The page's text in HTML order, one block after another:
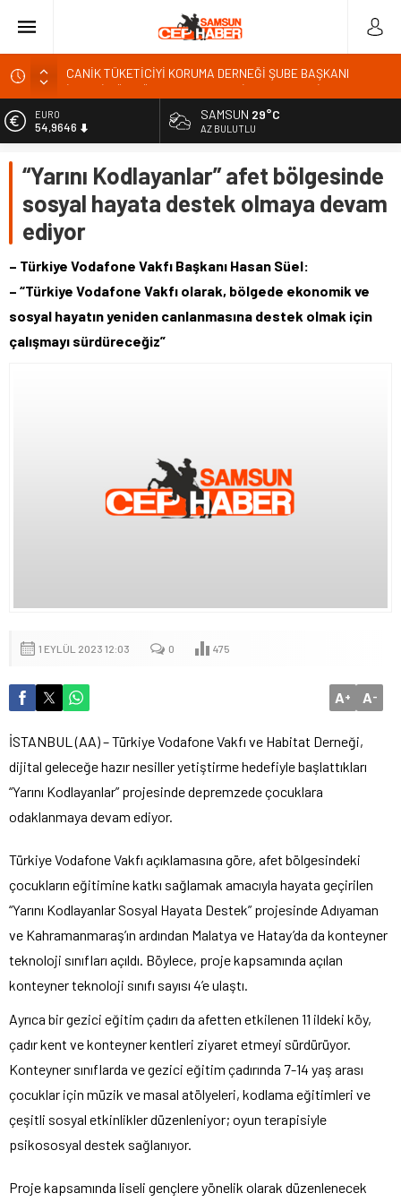
İBRAHİM ÖRS ÜN. AÇIKLAMASI MİLYONLARCA İNTERNET
KULLANICISINI İLGİLENDİREN KARAR VERİLDİ
Kardef Başkanı Adem GÜNER Yunanistan bu kararını
gözden geçirmelidir diyerek tepkilerini gösterdi
Sandık Bir Emanettir, Emanete İhanet Olmaz
Fatih Mahallesi Sakinleri Ilkadım Belediye Başkanı İhsan
KURNAZ ve Muhtarları Seda KEKLİK ‘teşekķür ettiler.
EURO
54,9646
6.488,95
BİST
13.798,82
DOLAR
47,5939
SAMSUN 29°C
AZ BULUTLU
“Yarını Kodlayanlar” afet bölgesinde
sosyal hayata destek olmaya devam
ediyor
– Türkiye Vodafone Vakfı Başkanı Hasan Süel:
– “Türkiye Vodafone Vakfı olarak, bölgede ekonomik ve
sosyal hayatın yeniden canlanmasına destek olmak için
çalışmayı sürdüreceğiz”
1 EYLÜL 2023 12:03 0 475
A+ A-
İSTANBUL (AA) – Türkiye Vodafone Vakfı ve Habitat Derneği,
dijital geleceğe hazır nesiller yetiştirme hedefiyle başlattıkları
“Yarını Kodlayanlar” projesinde depremzede çocuklara
odaklanmaya devam ediyor.
Türkiye Vodafone Vakfı açıklamasına göre, afet bölgesindeki
çocukların eğitimine katkı sağlamak amacıyla hayata geçirilen
“Yarını Kodlayanlar Sosyal Hayata Destek” projesinde Adıyaman
ve Kahramanmaraş’ın ardından Malatya ve Hatay’da da konteyner
teknoloji sınıfları açıldı. Böylece, proje kapsamında açılan
konteyner teknoloji sınıfı sayısı 4’e ulaştı.
Ayrıca bir gezici eğitim çadırı da afetten etkilenen 11 ildeki köy,
çadır kent ve konteyner kentleri ziyaret etmeyi sürdürüyor.
Konteyner sınıflarda ve gezici eğitim çadırında 7-14 yaş arası
çocuklar için müzik ve masal atölyeleri, kodlama eğitimleri ve
çeşitli sosyal etkinlikler düzenleniyor; oyun terapisiyle
psikososyal destek sağlanıyor.
Proje kapsamında liseli gençlere yönelik olarak düzenlenecek